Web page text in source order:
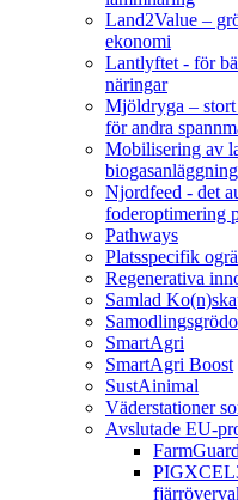
Land2Value –
ekonomi
Lantlyftet - för
näringar
Mjöldryga –
för andra
Mobilisering av
Njordfeed - det
foderoptimering
Pathways
Platsspecifik
Regenerativa
Samlad
SmartAgri
SmartAgri Boost
SustAinimal
Väderstationer
Avslutade EU-